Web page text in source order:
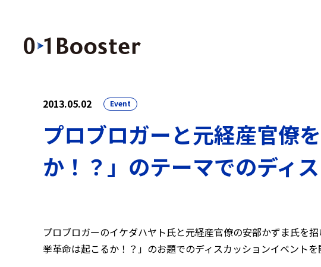
2013.05.02 Event
プロブロガーと元経産官僚
か！？」のテーマでのディ
プロブロガーのイケダハヤト氏と元経産官僚の安部かずま氏を
挙革命は起こるか！？」のお題でのディスカッションイベント